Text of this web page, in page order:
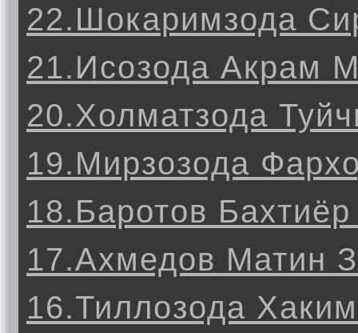
22.Шокаримзода
21.Исозода Акрам
20.Холматзода
19.Мирзозода
18.Баротов
17.Ахмедов Матин
16.Тиллозода